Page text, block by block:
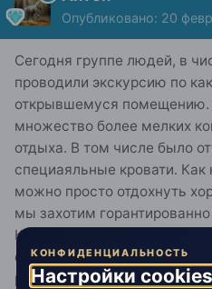
Опубликовано: 20
Сегодня группе людей, в
проводили экскурсию по
открывшемуся помещению.
множество более мелких
отдыха. В том числе было
специаяльные кровати.
можно просто отдохнуть
мы захотим
Когда я на них посмотрел,
окутанно полем энергии и
рядом с ними было много
КОНФИДЕНЦИАЛЬНОСТЬ
Настройки cookies